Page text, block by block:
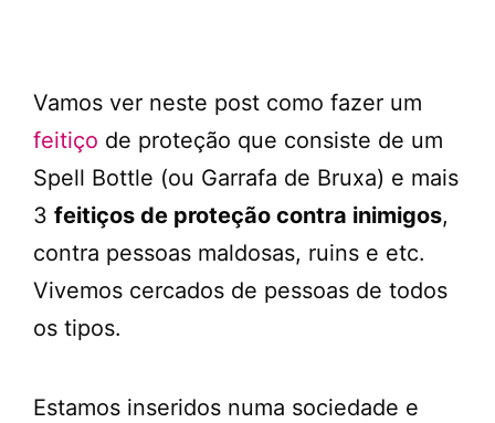
Vamos ver neste post como fazer um
feitiço de proteção que consiste de um
Spell Bottle (ou Garrafa de Bruxa) e mais
3 feitiços de proteção contra inimigos,
contra pessoas maldosas, ruins e etc.
Vivemos cercados de pessoas de todos
os tipos.
Estamos inseridos numa sociedade e